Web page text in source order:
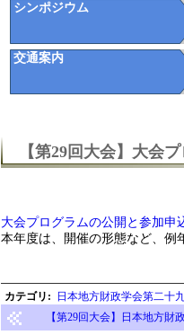
シンポジウム
交通案内
【第29回大会】大会
大会プログラムの公開と参加申
本年度は、開催の形態など、例
カテゴリ :
日本地方財政学会第二十
【第29回大会】日本地方財